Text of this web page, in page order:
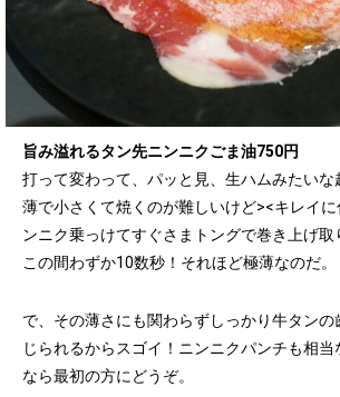
旨み溢れるタン先ニンニクごま油750円
打って変わって、パッと見、生ハムみたいな
薄で小さくて焼くのが難しいけど><キレイ
ンニク乗っけてすぐさまトングで巻き上げ取
この間わずか10数秒！それほど極薄なのだ。
で、その薄さにも関わらずしっかり牛タン
じられるからスゴイ！ニンニクパンチも相
なら最初の方にどうぞ。